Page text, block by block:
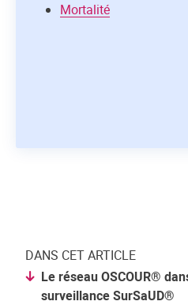
Mortalité
DANS CET ARTICLE
Le réseau OSCOUR® dans le système de
surveillance SurSaUD®